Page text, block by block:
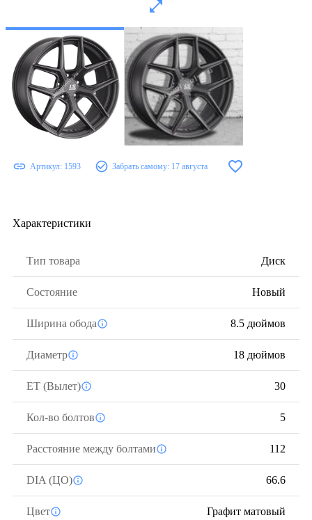
Артикул: 1593 Забрать самому: 17 августа
Характеристики
Тип товара Диск
Состояние Новый
Ширина обода 8.5 дюймов
Диаметр 18 дюймов
ЕТ (Вылет) 30
Кол-во болтов 5
Расстояние между болтами 112
DIA (ЦО) 66.6
Цвет Графит матовый